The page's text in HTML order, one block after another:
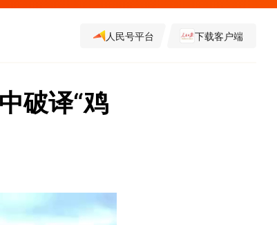
人民号平台 下载客户端
破译“鸡